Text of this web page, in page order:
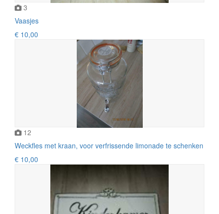
3
Vaasjes
€ 10,00
12
Weckfles met kraan, voor verfrissende limonade te schenken
€ 10,00